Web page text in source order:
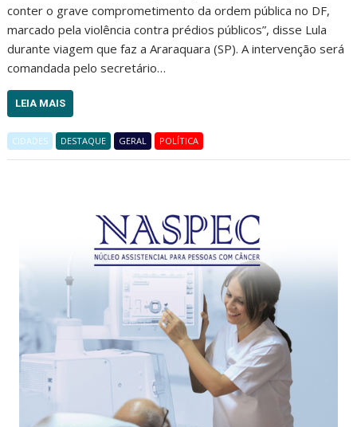
conter o grave comprometimento da ordem pública no DF,
marcado pela violência contra prédios públicos”, disse Lula
durante viagem que faz a Araraquara (SP). A intervenção será
comandada pelo secretário…
LEIA MAIS
CIDADES DESTAQUE GERAL POLÍTICA